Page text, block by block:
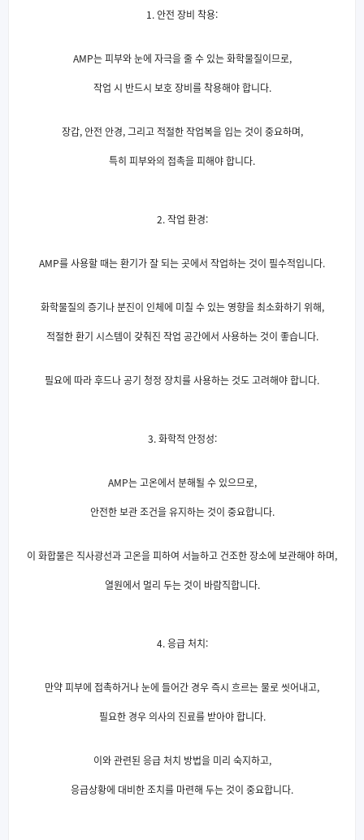
1. 안전 장비 착용:
AMP는 피부와 눈에 자극을 줄 수 있는 화학물질이므로,
작업 시 반드시 보호 장비를 착용해야 합니다.
장갑, 안전 안경, 그리고 적절한 작업복을 입는 것이 중요하며,
특히 피부와의 접촉을 피해야 합니다.
2. 작업 환경:
AMP를 사용할 때는 환기가 잘 되는 곳에서 작업하는 것이 필수적입니다.
화학물질의 증기나 분진이 인체에 미칠 수 있는 영향을 최소화하기 위해,
적절한 환기 시스템이 갖춰진 작업 공간에서 사용하는 것이 좋습니다.
필요에 따라 후드나 공기 청정 장치를 사용하는 것도 고려해야 합니다.
3. 화학적 안정성:
AMP는 고온에서 분해될 수 있으므로,
안전한 보관 조건을 유지하는 것이 중요합니다.
이 화합물은 직사광선과 고온을 피하여 서늘하고 건조한 장소에 보관해야 하며,
열원에서 멀리 두는 것이 바람직합니다.
4. 응급 처치:
만약 피부에 접촉하거나 눈에 들어간 경우 즉시 흐르는 물로 씻어내고,
필요한 경우 의사의 진료를 받아야 합니다.
이와 관련된 응급 처치 방법을 미리 숙지하고,
응급상황에 대비한 조치를 마련해 두는 것이 중요합니다.